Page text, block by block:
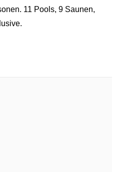
11 Pools, 9 Saunen,